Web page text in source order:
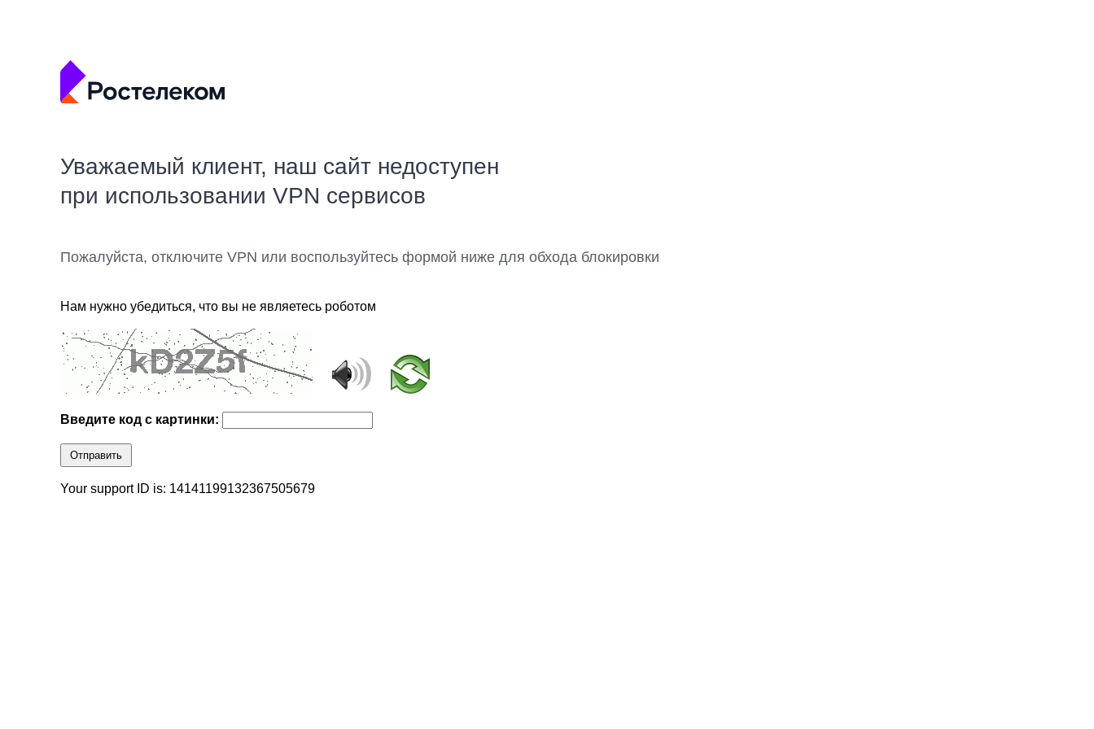
Уважаемый клиент, наш сайт недоступен
при использовании VPN сервисов
Пожалуйста, отключите VPN или воспользуйтесь формой ниже для обхода блокировки
Нам нужно убедиться, что вы не являетесь роботом
Введите код с картинки:
Отправить
Your support ID is: 14141199132367505679